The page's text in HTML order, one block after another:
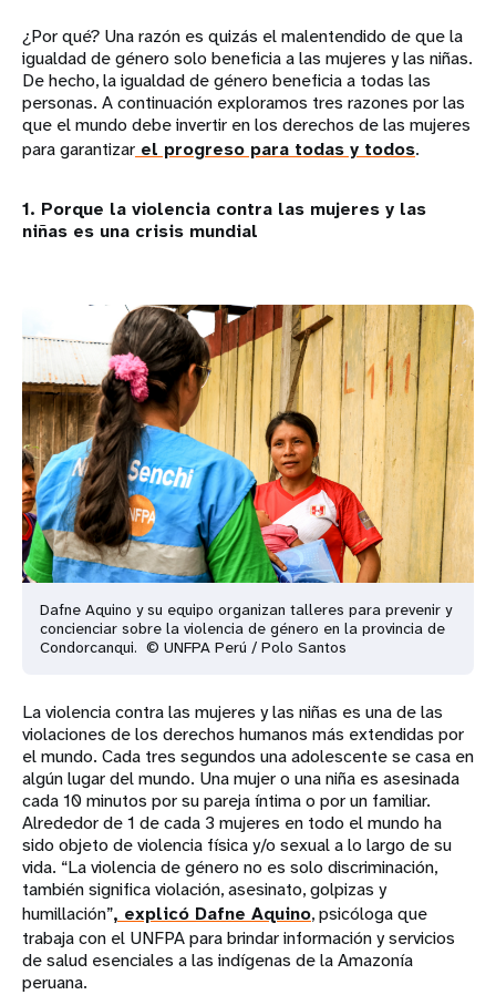
¿Por qué? Una razón es quizás el malentendido de que la
igualdad de género solo beneficia a las mujeres y las niñas.
De hecho, la igualdad de género beneficia a todas las
personas. A continuación exploramos tres razones por las
que el mundo debe invertir en los derechos de las mujeres
para garantizar el progreso para todas y todos.
1. Porque la violencia contra las mujeres y las
niñas es una crisis mundial
Dafne Aquino y su equipo organizan talleres para prevenir y
concienciar sobre la violencia de género en la provincia de
Condorcanqui. © UNFPA Perú / Polo Santos
La violencia contra las mujeres y las niñas es una de las
violaciones de los derechos humanos más extendidas por
el mundo. Cada tres segundos una adolescente se casa en
algún lugar del mundo. Una mujer o una niña es asesinada
cada 10 minutos por su pareja íntima o por un familiar.
Alrededor de 1 de cada 3 mujeres en todo el mundo ha
sido objeto de violencia física y/o sexual a lo largo de su
vida. “La violencia de género no es solo discriminación,
también significa violación, asesinato, golpizas y
humillación”, explicó Dafne Aquino, psicóloga que
trabaja con el UNFPA para brindar información y servicios
de salud esenciales a las indígenas de la Amazonía
peruana.